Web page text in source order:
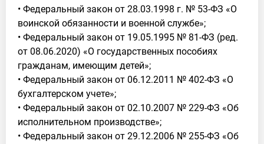
• Федеральный закон от 28.03.1998 г. № 53-ФЗ «О
воинской обязанности и военной службе»;
• Федеральный закон от 19.05.1995 № 81-ФЗ (ред.
от 08.06.2020) «О государственных пособиях
гражданам, имеющим детей»;
• Федеральный закон от 06.12.2011 № 402-ФЗ «О
бухгалтерском учете»;
• Федеральный закон от 02.10.2007 № 229-ФЗ «Об
исполнительном производстве»;
• Федеральный закон от 29.12.2006 № 255-ФЗ «Об